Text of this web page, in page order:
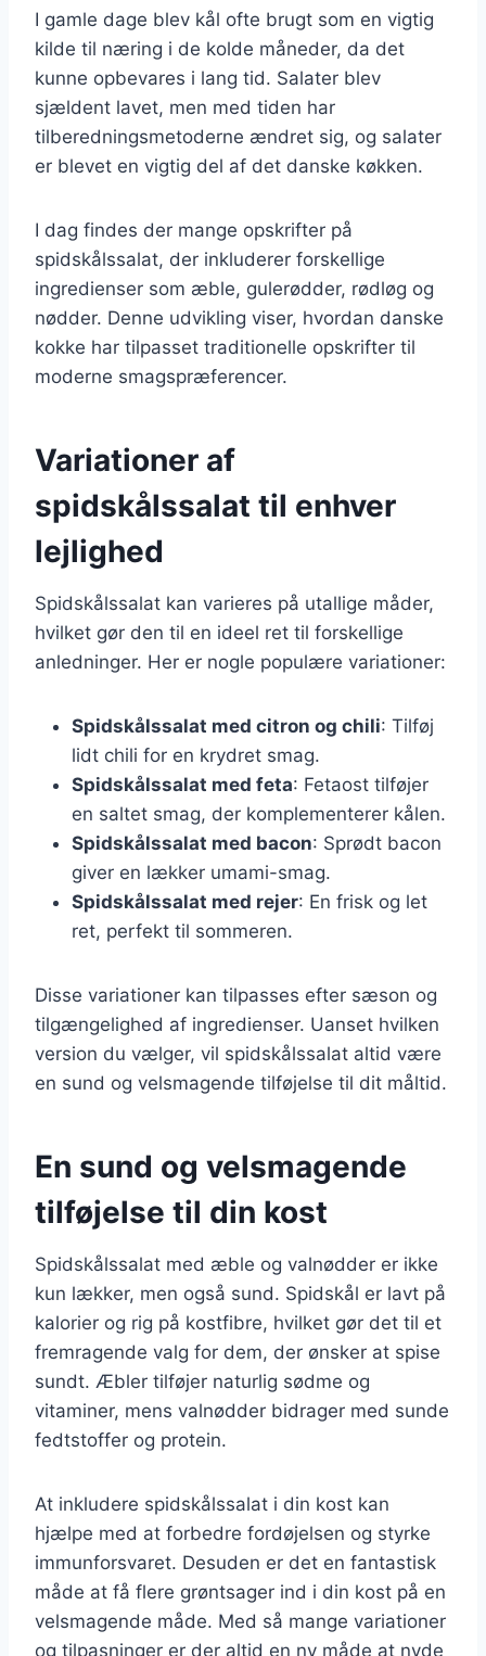
I gamle dage blev kål ofte brugt som en vigtig
kilde til næring i de kolde måneder, da det
kunne opbevares i lang tid. Salater blev
sjældent lavet, men med tiden har
tilberedningsmetoderne ændret sig, og salater
er blevet en vigtig del af det danske køkken.
I dag findes der mange opskrifter på
spidskålssalat, der inkluderer forskellige
ingredienser som æble, gulerødder, rødløg og
nødder. Denne udvikling viser, hvordan danske
kokke har tilpasset traditionelle opskrifter til
moderne smagspræferencer.
Variationer af
spidskålssalat til enhver
lejlighed
Spidskålssalat kan varieres på utallige måder,
hvilket gør den til en ideel ret til forskellige
anledninger. Her er nogle populære variationer:
Spidskålssalat med citron og chili: Tilføj
lidt chili for en krydret smag.
Spidskålssalat med feta: Fetaost tilføjer
en saltet smag, der komplementerer kålen.
Spidskålssalat med bacon: Sprødt bacon
giver en lækker umami-smag.
Spidskålssalat med rejer: En frisk og let
ret, perfekt til sommeren.
Disse variationer kan tilpasses efter sæson og
tilgængelighed af ingredienser. Uanset hvilken
version du vælger, vil spidskålssalat altid være
en sund og velsmagende tilføjelse til dit måltid.
En sund og velsmagende
tilføjelse til din kost
Spidskålssalat med æble og valnødder er ikke
kun lækker, men også sund. Spidskål er lavt på
kalorier og rig på kostfibre, hvilket gør det til et
fremragende valg for dem, der ønsker at spise
sundt. Æbler tilføjer naturlig sødme og
vitaminer, mens valnødder bidrager med sunde
fedtstoffer og protein.
At inkludere spidskålssalat i din kost kan
hjælpe med at forbedre fordøjelsen og styrke
immunforsvaret. Desuden er det en fantastisk
måde at få flere grøntsager ind i din kost på en
velsmagende måde. Med så mange variationer
og tilpasninger er der altid en ny måde at nyde